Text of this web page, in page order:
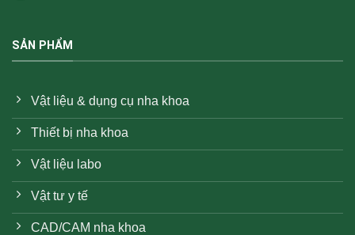
SẢN PHẨM
Vật liệu & dụng cụ nha khoa
Thiết bị nha khoa
Vật liệu labo
Vật tư y tế
CAD/CAM nha khoa